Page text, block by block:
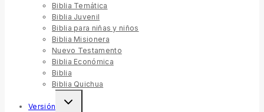
Biblia Temática
Biblia Juvenil
Biblia para niñas y niños
Biblia Misionera
Nuevo Testamento
Biblia Económica
Biblia
Biblia Quichua
Versión